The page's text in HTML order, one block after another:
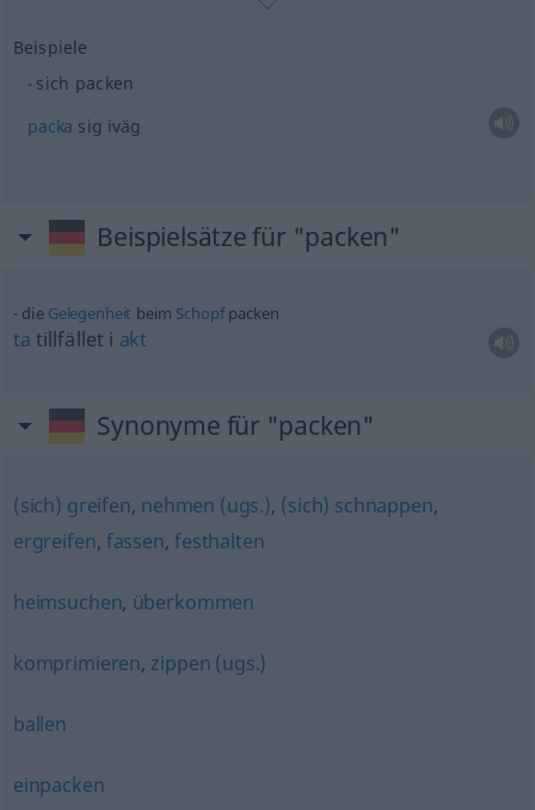
Beispiele
sich packen
packa sig iväg
Beispielsätze für "packen"
die Gelegenheit beim Schopfpacken
ta tillfället i akt
Synonyme für "packen"
(sich) greifen, nehmen (ugs.), (sich) schnappen,
ergreifen, fassen,festhalten
heimsuchen, überkommen
komprimieren, zippen (ugs.)
ballen
einpacken